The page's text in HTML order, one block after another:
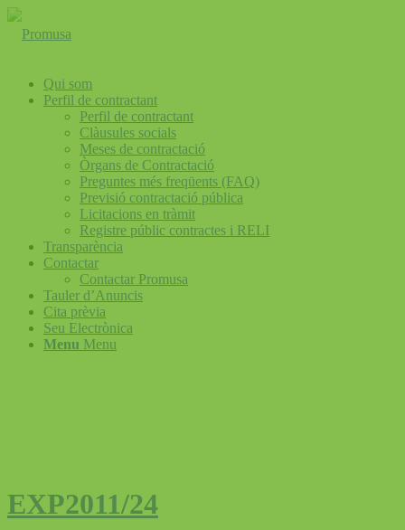
Qui som
Perfil de contractant
Perfil de contractant
Clàusules socials
Meses de contractació
Òrgans de Contractació
Preguntes més freqüents (FAQ)
Previsió contractació pública
Licitacions en tràmit
Registre públic contractes i RELI
Transparència
Contactar
Contactar Promusa
Tauler d’Anuncis
Cita prèvia
Seu Electrònica
Menu Menu
EXP2011/24